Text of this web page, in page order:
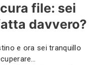
file: sei
davvero?
e ora sei tranquillo